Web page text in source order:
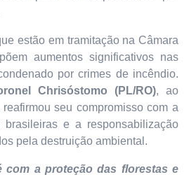
estão em tramitação na Câmara
aumentos significativos nas
por crimes de incêndio.
Chrisóstomo (PL/RO), ao
seu compromisso com a
brasileiras e a responsabilização
pela destruição ambiental.
com a proteção das florestas e